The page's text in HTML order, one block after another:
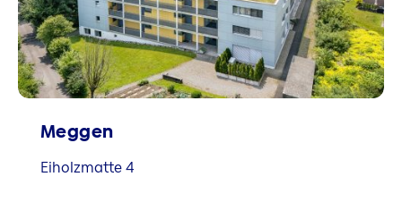
Meggen
Eiholzmatte 4